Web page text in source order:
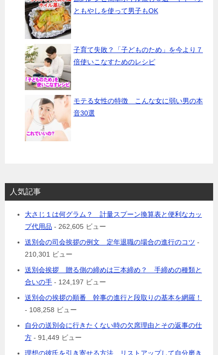
ともやしを使って男子もOK
子育て失敗？「子どものため」を今より７
倍使いこなすためのレシピ
モテる女性の特徴 こんな女に弱い男の本
音30選
人気記事
大さじ１は何グラム？ 計量スプーン換算表と便利なカッ
プ代用品 - 262,605 ビュー
送別会の司会挨拶の例文 定年退職の場合の進行のコツ -
210,301 ビュー
送別会挨拶 贈る側の締めは三本締め？ 手締めの種類と
合いの手 - 124,197 ビュー
送別会の挨拶の順番 幹事の進行と段取りの基本を網羅！
- 108,258 ビュー
自分の送別会に行きたくない時の欠席理由とその返事の仕
方 - 91,449 ビュー
理想の彼氏を引き寄せる方法 リストアップして自分磨き